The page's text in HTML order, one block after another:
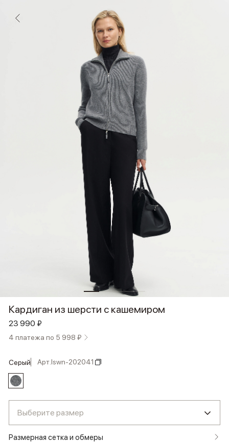
Кардиган из шерсти с кашемиром
23 990 ₽
4 платежа по 5 998 ₽
серый Арт.lswn-202041
Выберите размер
Размерная сетка и обмеры